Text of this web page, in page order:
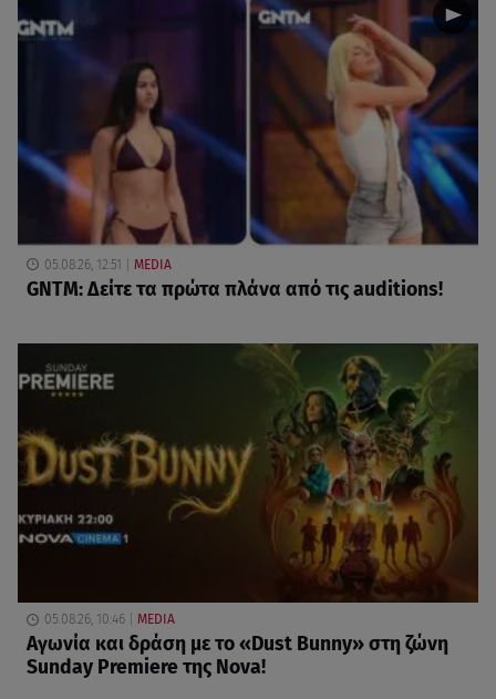
05.08.26, 12:51 MEDIA
GNTM: Δείτε τα πρώτα πλάνα από τις auditions!
05.08.26, 10:46 MEDIA
Αγωνία και δράση με το «Dust Bunny» στη ζώνη
Sunday Premiere της Nova!